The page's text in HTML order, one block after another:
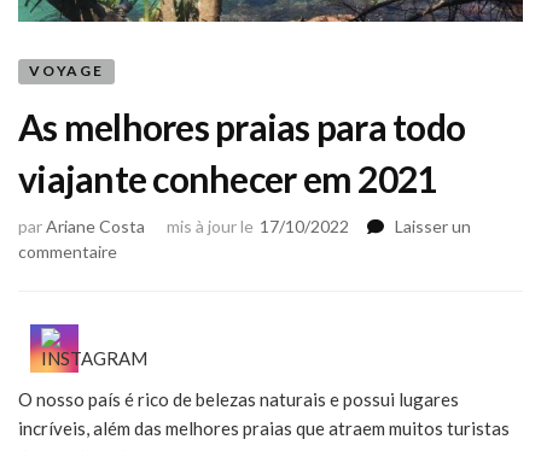
VOYAGE
As melhores praias para todo
viajante conhecer em 2021
parAriane Costa mis à jour le 17/10/2022
Laisser un
commentairesur
para
viajante
conhecer
O nosso país é rico de belezas naturais e possui lugares
incríveis, além das melhores praias que atraem muitos turistas